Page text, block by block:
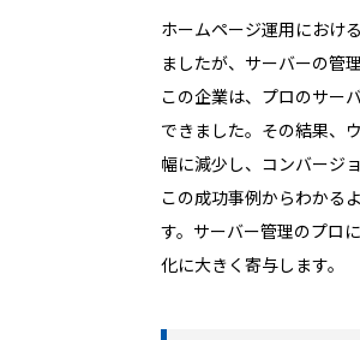
ホームページ運用におけ
ましたが、サーバーの管
この企業は、プロのサー
できました。その結果、
幅に減少し、コンバージ
この成功事例からわかる
す。サーバー管理のプロ
化に大きく寄与します。